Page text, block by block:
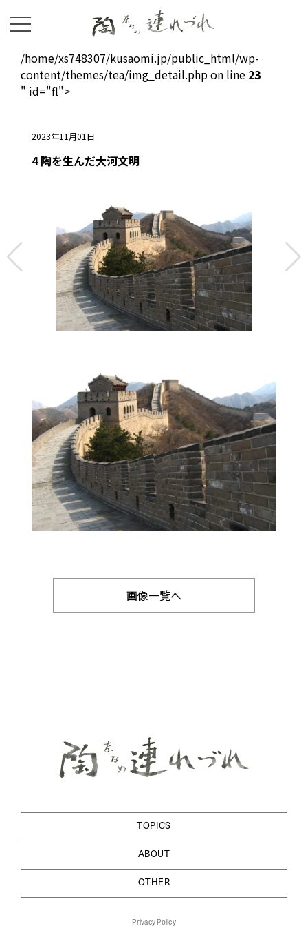
/home/xs748307/kusaomi.jp/public_html/wp-
content/themes/tea/img_detail.php on line 23
" id="fl">
2023年11月01日
4 陶を生んだ大河文明
画像一覧へ
TOPICS
ABOUT
OTHER
Privacy Policy